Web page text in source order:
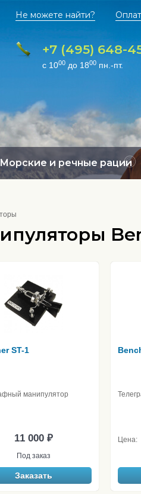
Не можете найти?
+7 (495) 648-
с 1000 до 1800 пн.-пт.
Морские и речные рации
ST-1
манипулятор
11 000 ₽
Под заказ
Заказать
Цена: